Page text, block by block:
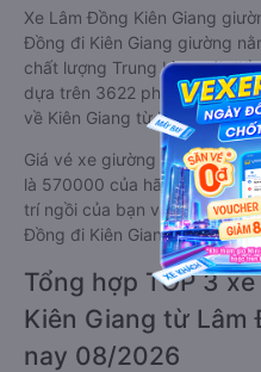
Xe Lâm Đồng Kiên Giang
Đồng đi Kiên Giang giường
chất lượng Trung bình với
dựa trên 3622 phản hồi của
về Kiên Giang từ Lâm Đồng.
Giá vé xe giường nằm đôi đi
là 570000 của hãng xe Bốn
trí ngồi của bạn và chương
Đồng đi Kiên Giang giường
Tổng hợp TOP 3
Kiên Giang từ
nay 08/2026